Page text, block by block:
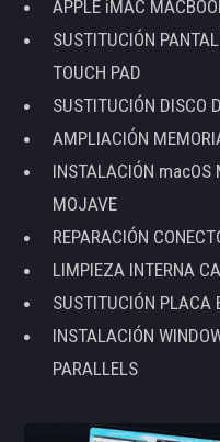
APPLE iMAC
SUSTITUCIÓN
TOUCH PAD
SUSTITUCIÓN DISCO
AMPLIACIÓN
INSTALACIÓN macOS
MOJAVE
REPARACIÓN
LIMPIEZA INTERNA
SUSTITUCIÓN PLACA
INSTALACIÓN
PARALLELS